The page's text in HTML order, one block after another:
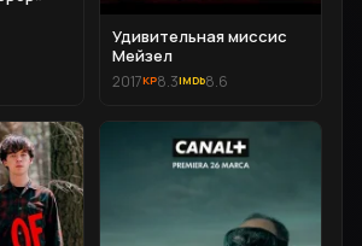
Удивительная миссис
Мейзел
2017 8.3 8.6